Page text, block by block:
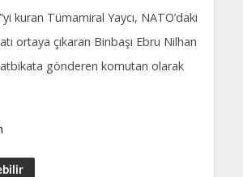
kuran Tümamiral Yaycı, NATO’daki
ortaya çıkaran Binbaşı Ebru Nilhan
gönderen komutan olarak